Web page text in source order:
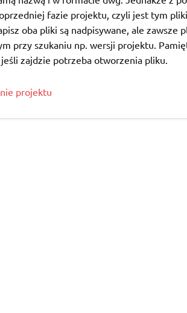
fazie projektu, czyli jest tym
oba pliki są nadpisywane, ale zawsze
przy szukaniu np. wersji projektu.
zajdzie potrzeba otworzenia pliku.
projektu